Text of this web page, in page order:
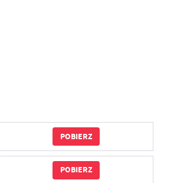
POBIERZ
POBIERZ